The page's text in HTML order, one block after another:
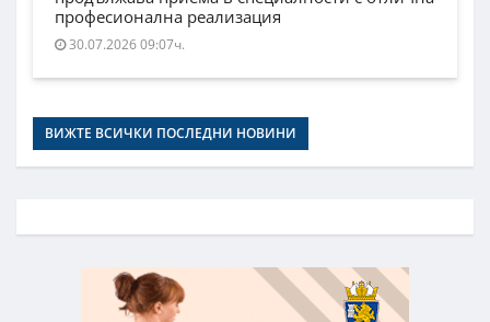
професионална реализация
30.07.2026 09:07ч.
ВИЖТЕ ВСИЧКИ ПОСЛЕДНИ НОВИНИ